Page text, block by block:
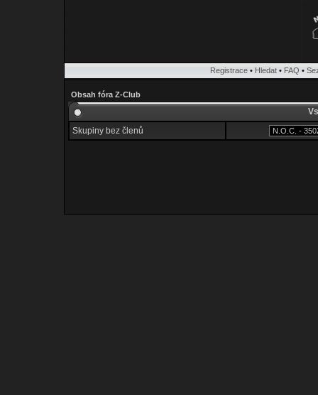
Registrace • Hledat • FAQ •
Obsah fóra Z-Club
Skupiny bez členů